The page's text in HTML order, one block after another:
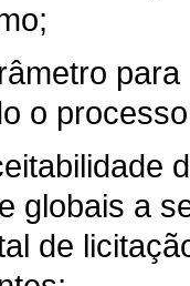
o
globais a
de